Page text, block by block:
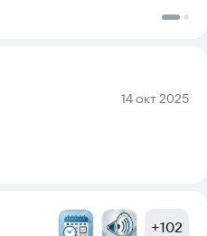
Дата:
14 окт 2025
+102